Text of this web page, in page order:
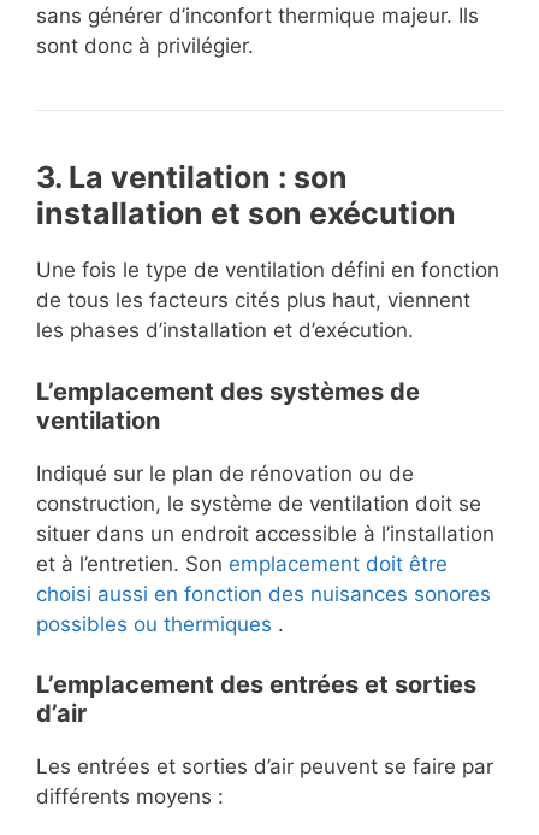
sans générer d’inconfort thermique majeur. Ils
sont donc à privilégier.
3. La ventilation : son
installation et son exécution
Une fois le type de ventilation défini en fonction
de tous les facteurs cités plus haut, viennent
les phases d’installation et d’exécution.
L’emplacement des systèmes de
ventilation
Indiqué sur le plan de rénovation ou de
construction, le système de ventilation doit se
situer dans un endroit accessible à l’installation
et à l’entretien. Son emplacement doit être
choisi aussi en fonction des nuisances sonores
possibles ou thermiques .
L’emplacement des entrées et sorties
d’air
Les entrées et sorties d’air peuvent se faire par
différents moyens :